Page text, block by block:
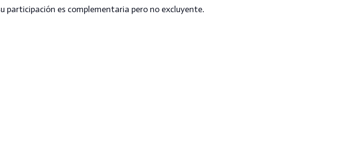
participación es complementaria pero no excluyente.